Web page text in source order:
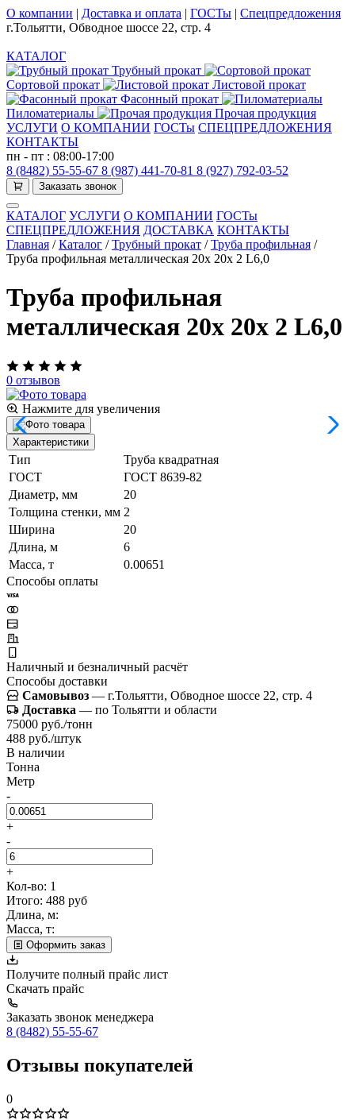
О компании | Доставка и оплата | ГОСТы | Спецпредложения
г.Тольятти, Обводное шоссе 22, стр. 4
КАТАЛОГ
Трубный прокат
Сортовой прокат
Листовой прокат
Фасонный прокат
Пиломатериалы
Прочая продукция
УСЛУГИ О КОМПАНИИ ГОСТы СПЕЦПРЕДЛОЖЕНИЯ
КОНТАКТЫ
пн - пт : 08:00-17:00
8 (8482) 55-55-67 8 (987) 441-70-81 8 (927) 792-03-52
Заказать звонок
КАТАЛОГ УСЛУГИ О КОМПАНИИ ГОСТы
СПЕЦПРЕДЛОЖЕНИЯ ДОСТАВКА КОНТАКТЫ
Главная / Каталог / Трубный прокат / Труба профильная /
Труба профильная металлическая 20х 20х 2 L6,0
Труба профильная
металлическая 20х 20х 2 L6,0
0 отзывов
Нажмите для увеличения
Характеристики
Тип
Труба квадратная
ГОСТ
ГОСТ 8639-82
Диаметр, мм
20
Толщина стенки, мм 2
Ширина
20
Длина, м
6
Масса, т
0.00651
Способы оплаты
Наличный и безналичный расчёт
Способы доставки
Самовывоз — г.Тольятти, Обводное шоссе 22, стр. 4
Доставка — по Тольятти и области
75000 руб./тонн
488 руб./штук
В наличии
Тонна
Метр
-
+
-
+
Кол-во: 1
Итого: 488 руб
Длина, м:
Масса, т:
Оформить заказ
Получите полный прайс лист
Скачать прайс
Заказать звонок менеджера
8 (8482) 55-55-67
Отзывы покупателей
0